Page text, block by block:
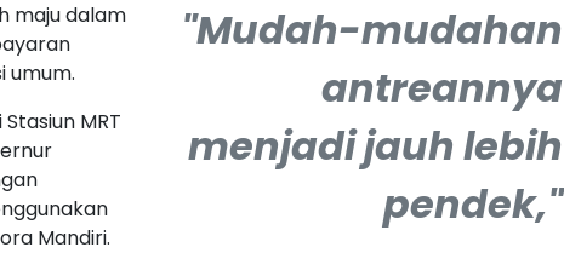
"Mudah-mudahan
antreannya
menjadi jauh lebih
pendek,"
maju dalam
umum.
MRT
Mandiri.